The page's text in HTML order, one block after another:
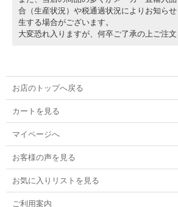
o １年保証付
o 防水の配線付属
o 明るい白色のLCＤバックライト照明
o 各車種用の取付けキットがセットに。キット内容は
合（生産状況）や税通過状況によりお知ら
生する場合がございます。
大変恐れ入りますが、何卒ご了承の上ご注文
お店のトップへ戻る
カートを見る
マイページへ
お客様の声を見る
お気に入りリストを見る
ご利用案内